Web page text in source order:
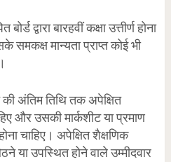
द्वारा बारहवीं कक्षा उत्तीर्ण होना
समकक्ष मान्यता प्राप्त कोई भी
अंतिम तिथि तक अपेक्षित
और उसकी मार्कशीट या प्रमाण
चाहिए। अपेक्षित शैक्षणिक
या उपस्थित होने वाले उम्मीदवार